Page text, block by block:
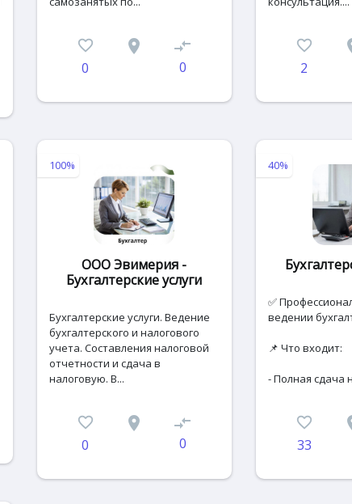
favorite_border
0
place compare_arrows
0
favorite_border
2
100%
ООО Эвимерия -
Бухгалтерские услуги
Бухгалтерские услуги. Ведение
бухгалтерского и налогового
учета. Составления налоговой
отчетности и сдача в
налоговую. В...
favorite_border
0
place compare_arrows
0
40%
✅
ведении
📌 Что входит:
- Полная сдача
favorite_border
33